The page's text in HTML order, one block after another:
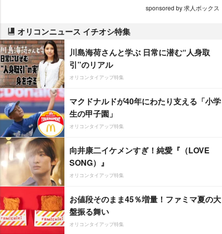
sponsored by 求人ボックス
オリコンニュース イチオシ特集
川島海荷さんと学ぶ 日常に潜む“人身取
引”のリアル
オリコンタイアップ特集
マクドナルドが40年にわたり支える「小学
生の甲子園」
オリコンタイアップ特集
向井康二イケメンすぎ！純愛『（LOVE
SONG）』
オリコンタイアップ特集
お値段そのまま45％増量！ファミマ夏の大
盤振る舞い
オリコンタイアップ特集